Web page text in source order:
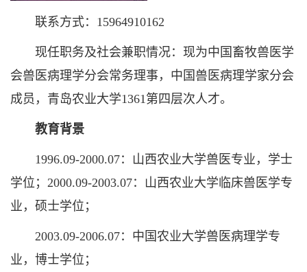
联系方式：15964910162
现任职务及社会兼职情况：现为中国畜牧兽医学
会兽医病理学分会常务理事，中国兽医病理学家分会
成员，青岛农业大学1361第四层次人才。
教育背景
1996.09-2000.07：山西农业大学兽医专业，学士
学位；2000.09-2003.07：山西农业大学临床兽医学专
业，硕士学位；
2003.09-2006.07：中国农业大学兽医病理学专
业，博士学位；